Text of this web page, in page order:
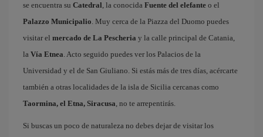
se encuentra su Catedral, la conocida Fuente del elefante o el
Palazzo Municipalio. Muy cerca de la Piazza del Duomo puedes
visitar el mercado de La Pescheria y la calle principal de Catania,
la Vía Etnea. Acto seguido puedes ver los Palacios de la
Universidad y el de San Giuliano. Si estás más de tres días, acércarte
también a otras localidades de la isla de Sicilia cercanas como
Taormina, el Etna, Siracusa, no te arrepentirás.
Si buscas un poco de naturaleza no debes dejar de visitar los